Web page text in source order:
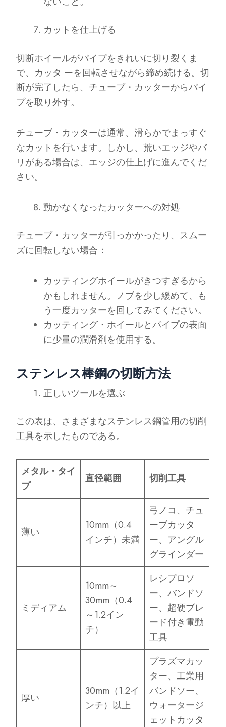
カットを仕上げる
切断ホイールがパイプをきれいに切り裂くま
で、カッタ ーを回転させながら締め続ける。切
断が完了したら、チューブ・カッターからパイ
プを取り外す。
チューブ・カッターは通常、滑らかでまっすぐ
なカットを行います。しかし、荒いエッジやバ
リがある場合は、エッジの仕上げに進んでくだ
さい。
動かなくなったカッターへの対処
チューブ・カッターが引っかかったり、スムー
ズに回転しない場合：
カッティングホイールがきつすぎるから
かもしれません。ノブを少し緩めて、も
う一度カッターを回してみてください。
カッティング・ホイールとパイプの表面
に少量の潤滑剤を使用する。
ステンレス棒鋼の切断方法
正しいツールを選ぶ
この表は、さまざまなステンレス鋼管用の切削
工具を示したものである。
メタル・タイ
プ
直径範囲 切削工具
薄い
10mm（0.4
インチ）未満
弓ノコ、チュ
ーブカッタ
ー、アングル
グラインダー
ミディアム
10mm～
30mm（0.4
～1.2イン
チ）
レシプロソ
ー、バンドソ
ー、超硬ブレ
ード付き電動
工具
厚い
30mm（1.2イ
ンチ）以上
プラズマカッ
ター、工業用
バンドソー、
ウォータージ
ェットカッタ